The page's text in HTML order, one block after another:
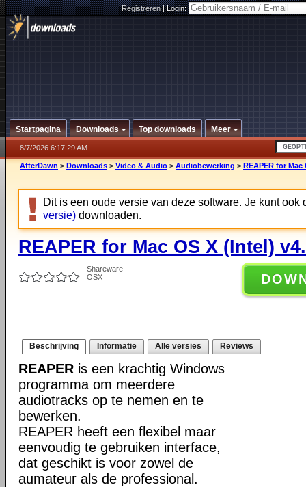
Registreren|Login:
Startpagina Downloads Top downloads Meer
8/7/2026 6:17:29 AM
AfterDawn > Downloads > Video & Audio > Audiobewerking > REAPER for Mac
Dit is een oude versie van deze software. Je kunt ook
versie) downloaden.
REAPER for Mac OS X (Intel)
Shareware
OSX
Beschrijving Informatie Alle versies Reviews
REAPER is een krachtig Windows
programma om meerdere
audiotracks op te nemen en te
bewerken.
REAPER heeft een flexibel maar
eenvoudig te gebruiken interface,
dat geschikt is voor zowel de
aumateur als de professional.